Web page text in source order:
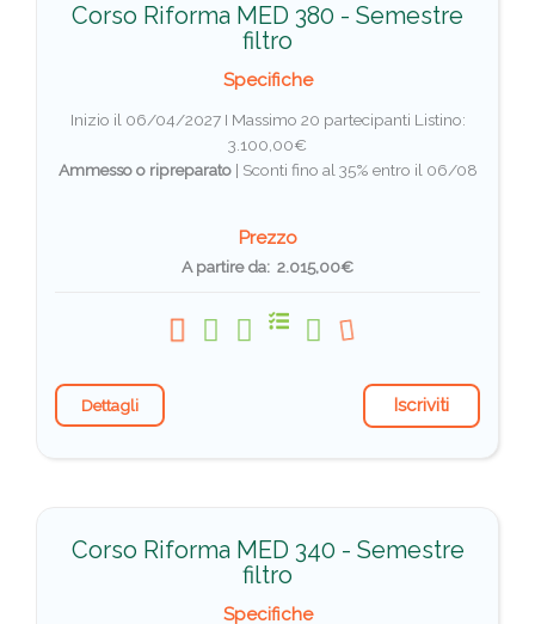
Corso Riforma MED 380 - Semestre
filtro
Specifiche
Inizio il 06/04/2027 I Massimo 20 partecipanti Listino:
3.100,00€
Ammesso o ripreparato| Sconti fino al 35% entro il 06/08
Prezzo
A partire da: 2.015,00€
Dettagli Iscriviti
Corso Riforma MED 340 - Semestre
filtro
Specifiche